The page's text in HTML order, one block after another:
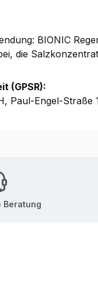
BIONIC
die
(GPSR):
Paul-Engel-Straße
Beratung